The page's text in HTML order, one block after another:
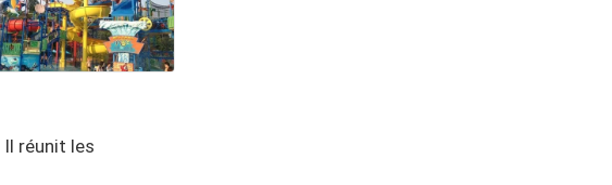
réunit les